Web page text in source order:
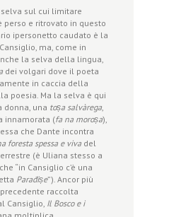
sul cui limitare
perso e ritrovato in questo
ipersonetto caudato è la
ma, come in
la selva della lingua,
dei volgari dove il poeta
in caccia della
poesia. Ma la selva è qui
donna, una toṣa salvàrega,
innamorata (fa na moroṣa),
che Dante incontra
foresta spessa e viva del
(è Uliana stesso a
“in Cansiglio c’è una
Parađiṣe”). Ancor più
raccolta
Cansiglio, Il Bosco e i